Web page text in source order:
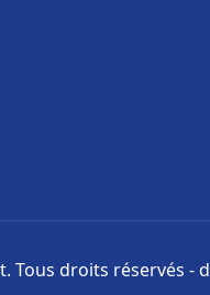
Tous droits réservés -